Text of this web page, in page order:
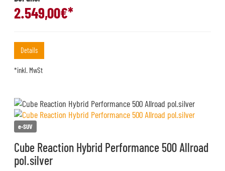
2.549,00€*
Details
*inkl. MwSt
e-SUV
Cube Reaction Hybrid Performance 500 Allroad
pol.silver